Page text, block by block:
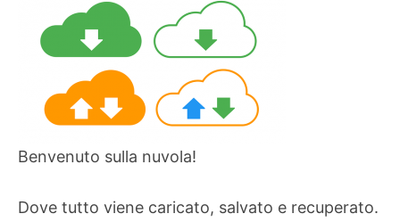
Benvenuto sulla nuvola!
Dove tutto viene caricato, salvato e recuperato.